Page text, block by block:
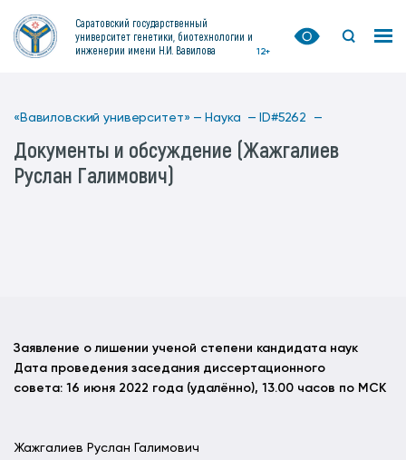
Саратовский государственный
университет генетики, биотехнологии и
инженерии имени Н.И. Вавилова
12+
«Вавиловский университет» — Наука — ID#5262 —
Документы и обсуждение (Жажгалиев
Руслан Галимович)
Заявление о лишении ученой степени кандидата наук
Дата проведения заседания диссертационного
совета: 16 июня 2022 года (удалённо), 13.00 часов по МСК
Жажгалиев Руслан Галимович